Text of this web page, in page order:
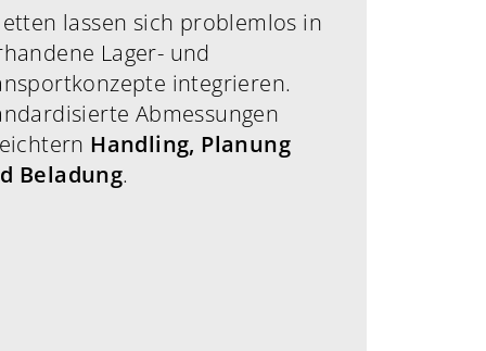
lassen sich problemlos in
Lager- und
integrieren.
Abmessungen
Handling, Planung
Beladung.